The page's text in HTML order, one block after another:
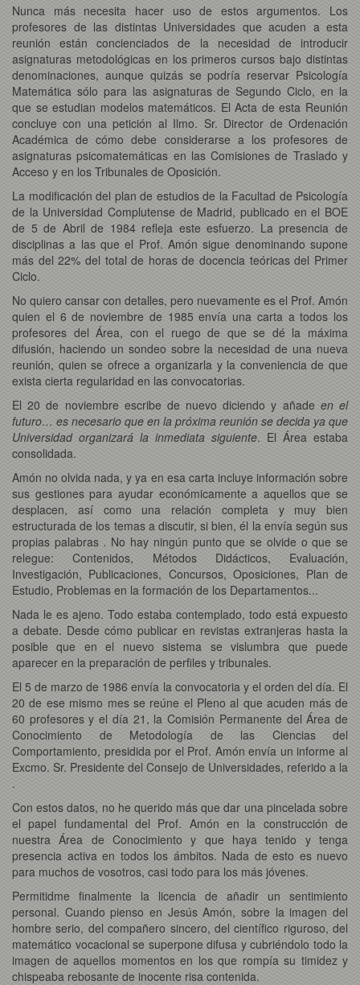
Nunca más necesita hacer uso de estos argumentos. Los
profesores de las distintas Universidades que acuden a esta
reunión están concienciados de la necesidad de introducir
asignaturas metodológicas en los primeros cursos bajo distintas
denominaciones, aunque quizás se podría reservar Psicología
Matemática sólo para las asignaturas de Segundo Ciclo, en la
que se estudian modelos matemáticos. El Acta de esta Reunión
concluye con una petición al Ilmo. Sr. Director de Ordenación
Académica de cómo debe considerarse a los profesores de
asignaturas psicomatemáticas en las Comisiones de Traslado y
Acceso y en los Tribunales de Oposición.
La modificación del plan de estudios de la Facultad de Psicología
de la Universidad Complutense de Madrid, publicado en el BOE
de 5 de Abril de 1984 refleja este esfuerzo. La presencia de
disciplinas a las que el Prof. Amón sigue denominando supone
más del 22% del total de horas de docencia teóricas del Primer
Ciclo.
No quiero cansar con detalles, pero nuevamente es el Prof. Amón
quien el 6 de noviembre de 1985 envía una carta a todos los
profesores del Área, con el ruego de que se dé la máxima
difusión, haciendo un sondeo sobre la necesidad de una nueva
reunión, quien se ofrece a organizarla y la conveniencia de que
exista cierta regularidad en las convocatorias.
El 20 de noviembre escribe de nuevo diciendo y añade en el
futuro… es necesario que en la próxima reunión se decida ya que
Universidad organizará la inmediata siguiente. El Área estaba
consolidada.
Amón no olvida nada, y ya en esa carta incluye información sobre
sus gestiones para ayudar económicamente a aquellos que se
desplacen, así como una relación completa y muy bien
estructurada de los temas a discutir, si bien, él la envía según sus
propias palabras . No hay ningún punto que se olvide o que se
relegue: Contenidos, Métodos Didácticos, Evaluación,
Investigación, Publicaciones, Concursos, Oposiciones, Plan de
Estudio, Problemas en la formación de los Departamentos...
Nada le es ajeno. Todo estaba contemplado, todo está expuesto
a debate. Desde cómo publicar en revistas extranjeras hasta la
posible que en el nuevo sistema se vislumbra que puede
aparecer en la preparación de perfiles y tribunales.
El 5 de marzo de 1986 envía la convocatoria y el orden del día. El
20 de ese mismo mes se reúne el Pleno al que acuden más de
60 profesores y el día 21, la Comisión Permanente del Área de
Conocimiento de Metodología de las Ciencias del
Comportamiento, presidida por el Prof. Amón envía un informe al
Excmo. Sr. Presidente del Consejo de Universidades, referido a la
.
Con estos datos, no he querido más que dar una pincelada sobre
el papel fundamental del Prof. Amón en la construcción de
nuestra Área de Conocimiento y que haya tenido y tenga
presencia activa en todos los ámbitos. Nada de esto es nuevo
para muchos de vosotros, casi todo para los más jóvenes.
Permitidme finalmente la licencia de añadir un sentimiento
personal. Cuando pienso en Jesús Amón, sobre la imagen del
hombre serio, del compañero sincero, del científico riguroso, del
matemático vocacional se superpone difusa y cubriéndolo todo la
imagen de aquellos momentos en los que rompía su timidez y
chispeaba rebosante de inocente risa contenida.